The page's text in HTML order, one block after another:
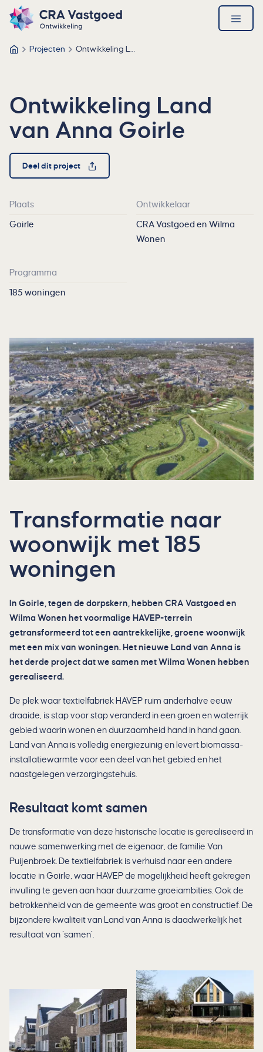
Ga direct naar de inhoud
Direct naar de footer
CRA Vastgoed – Ga naar homepage
open
menu
CRA Vastgoed
Projecten Ontwikkeling Land van Anna Goirle
Ontwikkeling Land
van Anna Goirle
Deel dit project
Plaats
Goirle
Ontwikkelaar
CRA Vastgoed en Wilma
Wonen
Programma
185 woningen
Transformatie naar
woonwijk met 185
woningen
In Goirle, tegen de dorpskern, hebben CRA Vastgoed en
Wilma Wonen het voormalige HAVEP-terrein
getransformeerd tot een aantrekkelijke, groene woonwijk
met een mix van woningen. Het nieuwe Land van Anna is
het derde project dat we samen met Wilma Wonen hebben
gerealiseerd.
De plek waar textielfabriek HAVEP ruim anderhalve eeuw
draaide, is stap voor stap veranderd in een groen en waterrijk
gebied waarin wonen en duurzaamheid hand in hand gaan.
Land van Anna is volledig energiezuinig en levert biomassa-
installatiewarmte voor een deel van het gebied en het
naastgelegen verzorgingstehuis.
Resultaat komt samen
De transformatie van deze historische locatie is gerealiseerd in
nauwe samenwerking met de eigenaar, de familie Van
Puijenbroek. De textielfabriek is verhuisd naar een andere
locatie in Goirle, waar HAVEP de mogelijkheid heeft gekregen
invulling te geven aan haar duurzame groeiambities. Ook de
betrokkenheid van de gemeente was groot en constructief. De
bijzondere kwaliteit van Land van Anna is daadwerkelijk het
resultaat van ‘samen’.